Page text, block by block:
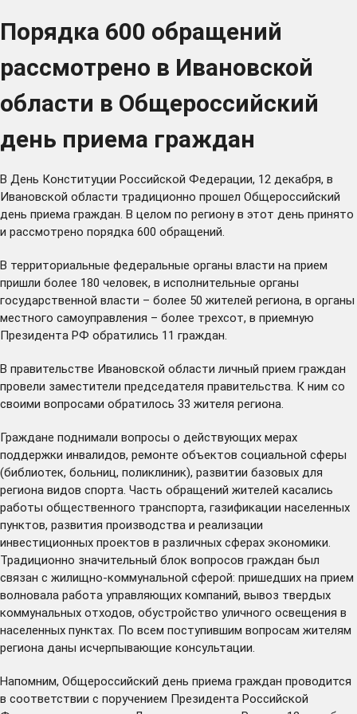
Порядка 600 обращений
рассмотрено в Ивановской
области в Общероссийский
день приема граждан
В День Конституции Российской Федерации, 12 декабря, в
Ивановской области традиционно прошел Общероссийский
день приема граждан. В целом по региону в этот день принято
и рассмотрено порядка 600 обращений.
В территориальные федеральные органы власти на прием
пришли более 180 человек, в исполнительные органы
государственной власти – более 50 жителей региона, в органы
местного самоуправления – более трехсот, в приемную
Президента РФ обратились 11 граждан.
В правительстве Ивановской области личный прием граждан
провели заместители председателя правительства. К ним со
своими вопросами обратилось 33 жителя региона.
Граждане поднимали вопросы о действующих мерах
поддержки инвалидов, ремонте объектов социальной сферы
(библиотек, больниц, поликлиник), развитии базовых для
региона видов спорта. Часть обращений жителей касались
работы общественного транспорта, газификации населенных
пунктов, развития производства и реализации
инвестиционных проектов в различных сферах экономики.
Традиционно значительный блок вопросов граждан был
связан с жилищно-коммунальной сферой: пришедших на прием
волновала работа управляющих компаний, вывоз твердых
коммунальных отходов, обустройство уличного освещения в
населенных пунктах. По всем поступившим вопросам жителям
региона даны исчерпывающие консультации.
Напомним, Общероссийский день приема граждан проводится
в соответствии с поручением Президента Российской